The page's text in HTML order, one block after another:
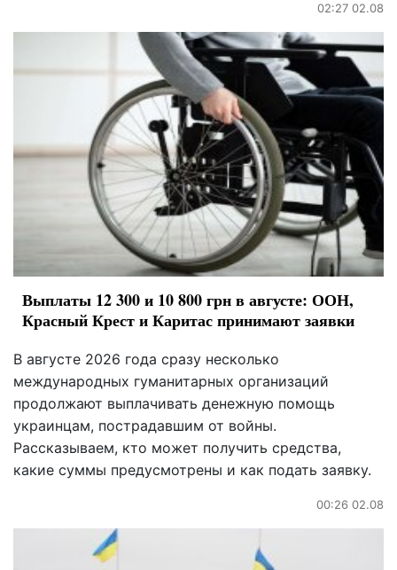
02:27 02.08
Выплаты 12 300 и 10 800 грн в августе: ООН,
Красный Крест и Каритас принимают заявки
В августе 2026 года сразу несколько
международных гуманитарных организаций
продолжают выплачивать денежную помощь
украинцам, пострадавшим от войны.
Рассказываем, кто может получить средства,
какие суммы предусмотрены и как подать заявку.
00:26 02.08